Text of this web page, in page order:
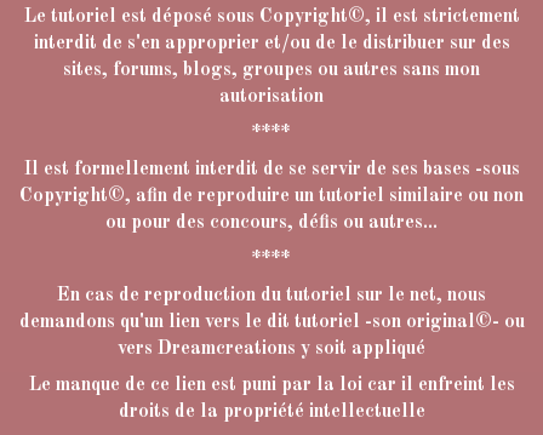
Le tutoriel est déposé sous Copyright©, il est strictement
interdit de s'en approprier et/ou de le distribuer sur des
sites, forums, blogs, groupes ou autres sans mon
autorisation
****
Il est formellement interdit de se servir de ses bases -sous
Copyright©, afin de reproduire un tutoriel similaire ou non
ou pour des concours, défis ou autres...
****
En cas de reproduction du tutoriel sur le net, nous
demandons qu'un lien vers le dit tutoriel -son original©- ou
vers Dreamcreations y soit appliqué
Le manque de ce lien est puni par la loi car il enfreint les
droits de la propriété intellectuelle